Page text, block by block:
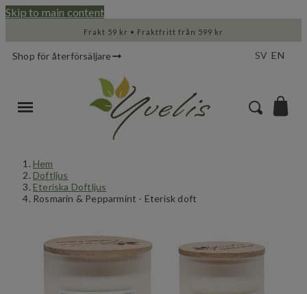
Skip to main content
Frakt 59 kr • Fraktfritt från 599 kr
Shop för återförsäljare SV EN
Hem
Doftljus
Eteriska Doftljus
Rosmarin & Pepparmint - Eterisk doft